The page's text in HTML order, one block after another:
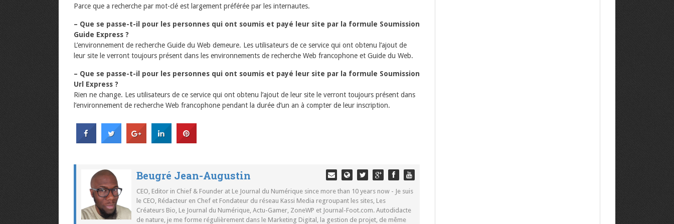
Parce que a recherche par mot-clé est largement préférée par les internautes.
– Que se passe-t-il pour les personnes qui ont soumis et payé leur site par la formule Soumission
Guide Express ?
L’environnement de recherche Guide du Web demeure. Les utilisateurs de ce service qui ont obtenu l’ajout de
leur site le verront toujours présent dans les environnements de recherche Web francophone et Guide du Web.
– Que se passe-t-il pour les personnes qui ont soumis et payé leur site par la formule Soumission
Url Express ?
Rien ne change. Les utilisateurs de ce service qui ont obtenu l’ajout de leur site le verront toujours présent dans
l’environnement de recherche Web francophone pendant la durée d’un an à compter de leur inscription.
Beugré Jean-Augustin
CEO, Editor in Chief & Founder at Le Journal du Numérique since more than 10 years now - Je suis
le CEO, Rédacteur en Chef et Fondateur du réseau Kassi Media regroupant les sites, Les
Créateurs Bio, Le Journal du Numérique, Actu-Gamer, ZoneWP et Journal-Foot.com. Autodidacte
de nature, je me forme régulièrement dans le Marketing Digital, la gestion de projet, de même